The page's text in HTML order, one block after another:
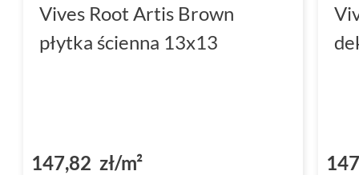
Vives Root Artis Brown
płytka ścienna 13x13
147,82 zł/m²